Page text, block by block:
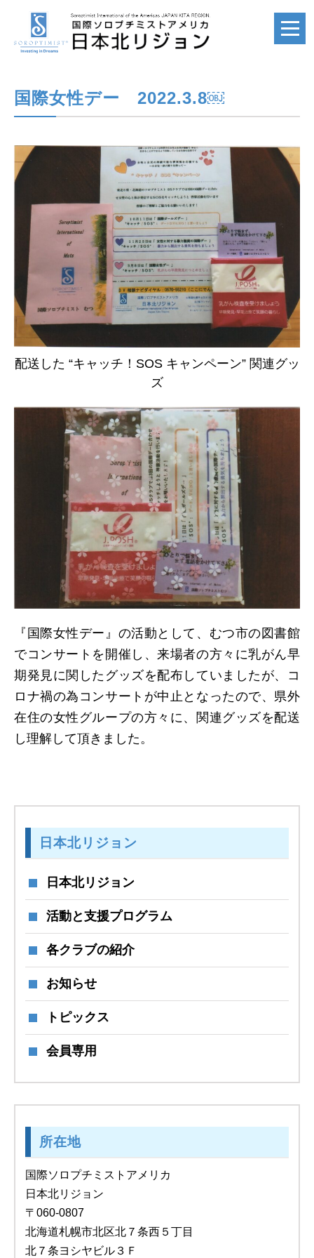
ホーム
HOME
国際ソロプチミスト
SI
国際ソロプチミスト
アメリカ
SIA
日本北リジョン
JAPAN KITA
リンク
LINK
お問い合わせ
CONTACT
会員専用
MEMBERS ONLY
国際女性デー 2022.3.8￼
配送した “キャッチ！SOS キャンペーン” 関連グッ
ズ
『国際女性デー』の活動として、むつ市の図書館
でコンサートを開催し、来場者の方々に乳がん早
期発見に関したグッズを配布していましたが、コ
ロナ禍の為コンサートが中止となったので、県外
在住の女性グループの方々に、関連グッズを配送
し理解して頂きました。
日本北リジョン
日本北リジョン
活動と支援プログラム
各クラブの紹介
お知らせ
トピックス
会員専用
所在地
国際ソロプチミストアメリカ
日本北リジョン
〒060-0807
北海道札幌市北区北７条西５丁目
北７条ヨシヤビル３Ｆ